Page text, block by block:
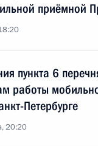
приёмной
пункта 6
работы
Петербурге
20:20